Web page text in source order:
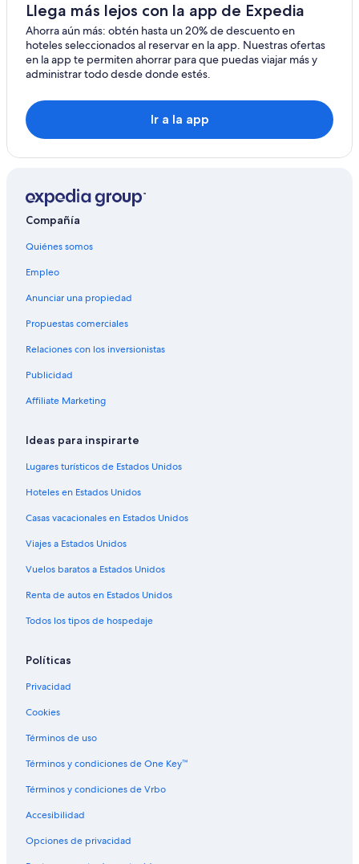
Hoteles con spa en Chalet Village
Hoteles gay friendly en Chalet Village
Hoteles en Chalet Village
Hoteles cerca de Semáforo n.° 3
Hoteles cerca de Sede central del Parque Nacional de
las Grandes Montañas Humeantes
Hoteles cerca de Gatlinburg Space Needle and Family
Fun Center
Hoteles cerca de Ripley's Aquarium of the Smokies
Falls
Hoteles cerca de Gatlinburg SkyPark
Llega más lejos con la app de Expedia
Ahorra aún más: obtén hasta un 20% de descuento en
hoteles seleccionados al reservar en la app. Nuestras ofertas
en la app te permiten ahorrar para que puedas viajar más y
administrar todo desde donde estés.
Ir a la app
Compañía
Quiénes somos
Empleo
Anunciar una propiedad
Propuestas comerciales
Relaciones con los inversionistas
Publicidad
Affiliate Marketing
Ideas para inspirarte
Lugares turísticos de Estados Unidos
Hoteles en Estados Unidos
Casas vacacionales en Estados Unidos
Viajes a Estados Unidos
Vuelos baratos a Estados Unidos
Renta de autos en Estados Unidos
Todos los tipos de hospedaje
Políticas
Privacidad
Cookies
Términos de uso
Términos y condiciones de One Key™
Términos y condiciones de Vrbo
Accesibilidad
Opciones de privacidad